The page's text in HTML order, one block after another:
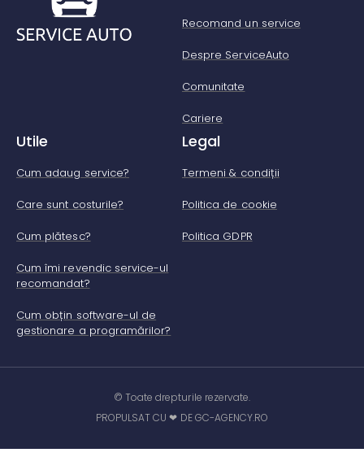
Recomand un service
Despre ServiceAuto
Comunitate
Cariere
Utile
Cum adaug service?
Care sunt costurile?
Cum plătesc?
Cum îmi revendic service-ul
recomandat?
Cum obțin software-ul de
gestionare a programărilor?
Legal
Termeni & condiții
Politica de cookie
Politica GDPR
© Toate drepturile rezervate.
PROPULSAT CU ❤ DE GC-AGENCY.RO